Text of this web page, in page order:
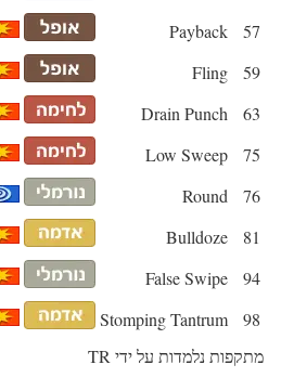
57
Payback
59
Fling
63
Drain Punch
75
Low Sweep
76
Round
81
Bulldoze
94
False Swipe
98
Stomping Tantrum
מתקפות נלמדות על ידי TR